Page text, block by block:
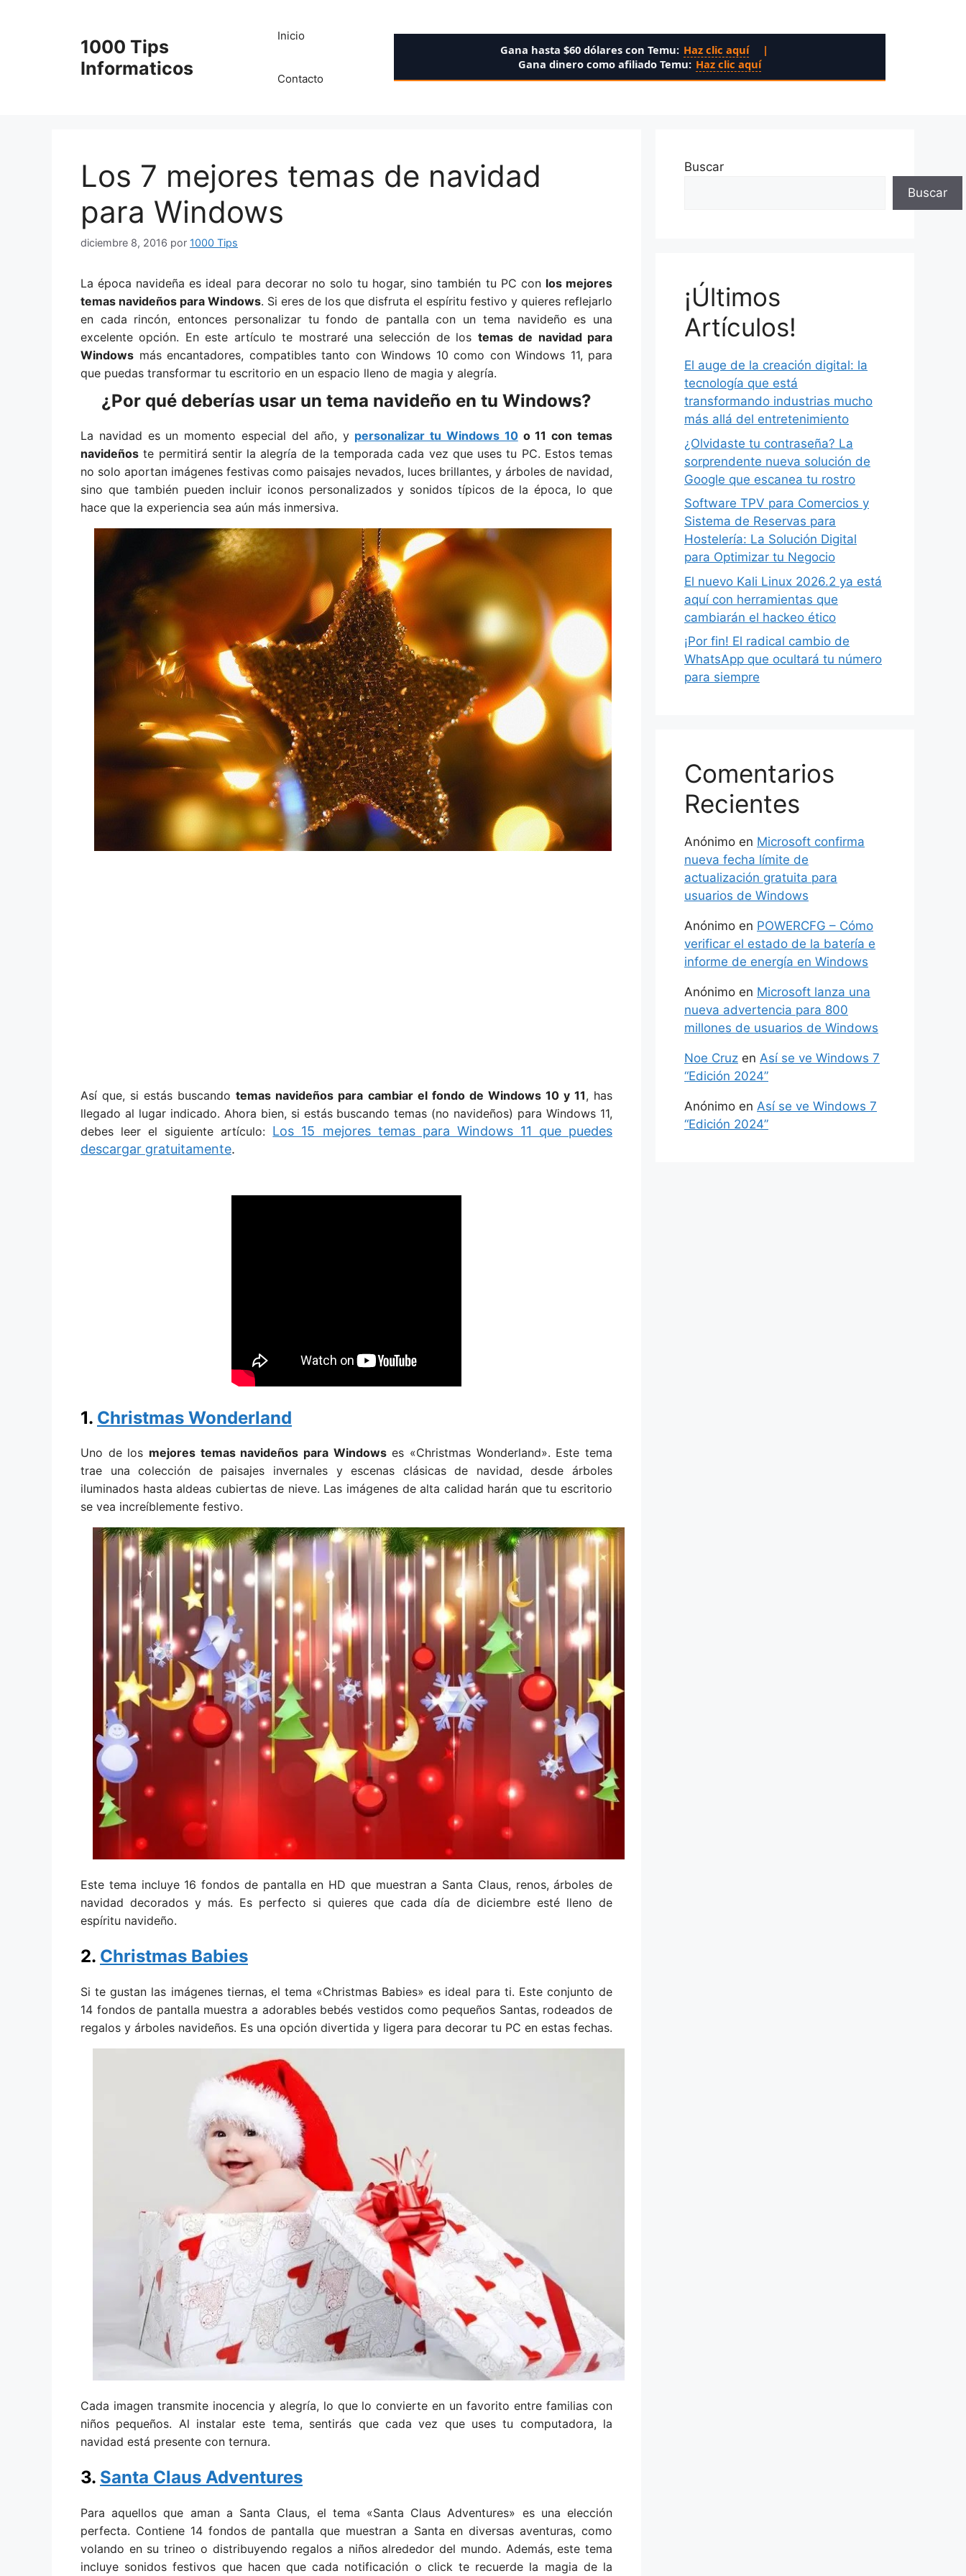
1000 Tips
Informaticos
Inicio
Contacto
Gana hasta $60 dólares con Temu: Haz clic aquí
|
Gana dinero como afiliado Temu: Haz clic aquí
Los 7 mejores temas de navidad
para Windows
diciembre 8, 2016 por 1000 Tips
La época navideña es ideal para decorar no solo tu hogar, sino también tu PC con los mejores
temas navideños para Windows. Si eres de los que disfruta el espíritu festivo y quieres reflejarlo
en cada rincón, entonces personalizar tu fondo de pantalla con un tema navideño es una
excelente opción. En este artículo te mostraré una selección de los temas de navidad para
Windows más encantadores, compatibles tanto con Windows 10 como con Windows 11, para
que puedas transformar tu escritorio en un espacio lleno de magia y alegría.
¿Por qué deberías usar un tema navideño en tu Windows?
La navidad es un momento especial del año, y personalizar tu Windows 10o 11 con temas
navideños te permitirá sentir la alegría de la temporada cada vez que uses tu PC. Estos temas
no solo aportan imágenes festivas como paisajes nevados, luces brillantes, y árboles de navidad,
sino que también pueden incluir iconos personalizados y sonidos típicos de la época, lo que
hace que la experiencia sea aún más inmersiva.
Así que, si estás buscandotemas navideños para cambiar el fondo de Windows 10 y 11, has
llegado al lugar indicado. Ahora bien, si estás buscando temas (no navideños) para Windows 11,
debes leer el siguiente artículo: Los 15 mejores temas para Windows 11 que puedes
descargar gratuitamente.
1. Christmas Wonderland
Uno de los mejores temas navideños para Windowses «Christmas Wonderland». Este tema
trae una colección de paisajes invernales y escenas clásicas de navidad, desde árboles
iluminados hasta aldeas cubiertas de nieve. Las imágenes de alta calidad harán que tu escritorio
se vea increíblemente festivo.
Este tema incluye 16 fondos de pantalla en HD que muestran a Santa Claus, renos, árboles de
navidad decorados y más. Es perfecto si quieres que cada día de diciembre esté lleno de
espíritu navideño.
2. Christmas Babies
Si te gustan las imágenes tiernas, el tema «Christmas Babies» es ideal para ti. Este conjunto de
14 fondos de pantalla muestra a adorables bebés vestidos como pequeños Santas, rodeados de
regalos y árboles navideños. Es una opción divertida y ligera para decorar tu PC en estas fechas.
Cada imagen transmite inocencia y alegría, lo que lo convierte en un favorito entre familias con
niños pequeños. Al instalar este tema, sentirás que cada vez que uses tu computadora, la
navidad está presente con ternura.
3. Santa Claus Adventures
Para aquellos que aman a Santa Claus, el tema «Santa Claus Adventures» es una elección
perfecta. Contiene 14 fondos de pantalla que muestran a Santa en diversas aventuras, como
volando en su trineo o distribuyendo regalos a niños alrededor del mundo. Además, este tema
incluye sonidos festivos que hacen que cada notificación o click te recuerde la magia de la
Buscar
Buscar
¡Últimos
Artículos!
El auge de la creación digital: la
tecnología que está
transformando industrias mucho
más allá del entretenimiento
¿Olvidaste tu contraseña? La
sorprendente nueva solución de
Google que escanea tu rostro
Software TPV para Comercios y
Sistema de Reservas para
Hostelería: La Solución Digital
para Optimizar tu Negocio
El nuevo Kali Linux 2026.2 ya está
aquí con herramientas que
cambiarán el hackeo ético
¡Por fin! El radical cambio de
WhatsApp que ocultará tu número
para siempre
Comentarios
Recientes
Anónimo en Microsoft confirma
nueva fecha límite de
actualización gratuita para
usuarios de Windows
Anónimo en POWERCFG – Cómo
verificar el estado de la batería e
informe de energía en Windows
Anónimo en Microsoft lanza una
nueva advertencia para 800
millones de usuarios de Windows
Noe Cruz en Así se ve Windows 7
“Edición 2024”
Anónimo en Así se ve Windows 7
“Edición 2024”